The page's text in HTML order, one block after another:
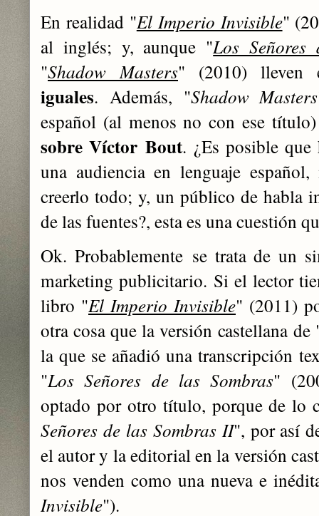
En realidad "El Imperio Invisible"
al inglés; y, aunque "Los Señores
"Shadow Masters" (2010)
iguales. Además, "Shadow Masters
español (al menos no con ese
sobreVíctor Bout. ¿Es posible que
una audiencia en lenguaje
creerlo todo; y, un público de habla
de las fuentes?, esta es una cuestión
Ok. Probablementese trata de un
marketing publicitario. Si el lector
libro "El Imperio Invisible" (2011)
otra cosa que la versión castellana de
la que se añadió una transcripción
"Los Señores de las Sombras"
optado por otro título, porque de lo
Señores de las Sombras II", por así
el autor y la editorial en la versión
nos venden como una nueva e
Invisible").